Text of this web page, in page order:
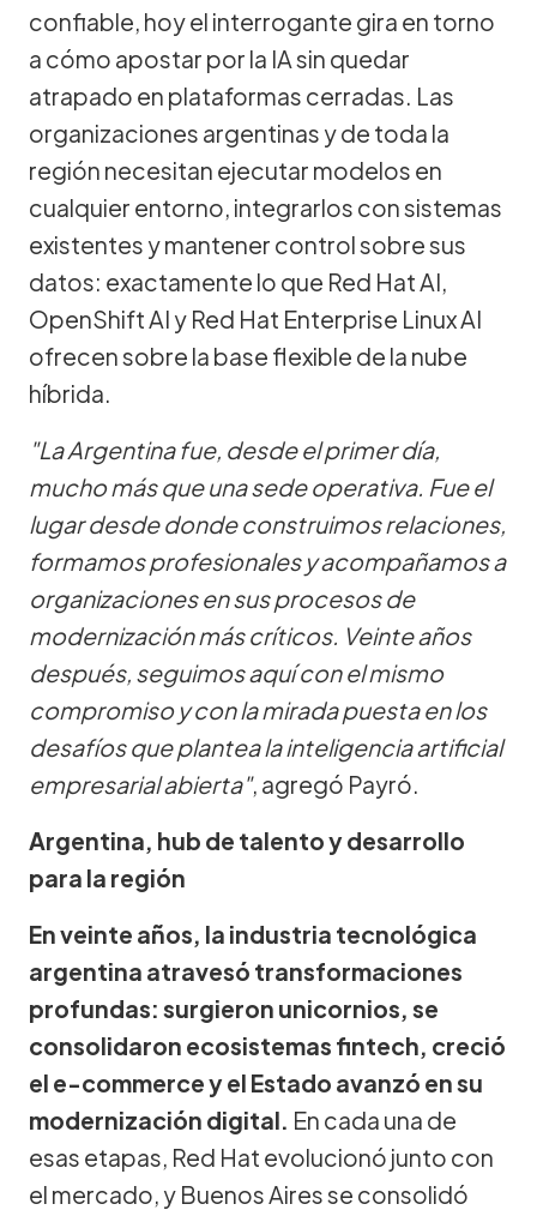
confiable, hoy el interrogante gira en torno
a cómo apostar por la IA sin quedar
atrapado en plataformas cerradas. Las
organizaciones argentinas y de toda la
región necesitan ejecutar modelos en
cualquier entorno, integrarlos con sistemas
existentes y mantener control sobre sus
datos: exactamente lo que Red Hat AI,
OpenShift AI y Red Hat Enterprise Linux AI
ofrecen sobre la base flexible de la nube
híbrida.
"La Argentina fue, desde el primer día,
mucho más que una sede operativa. Fue el
lugar desde donde construimos relaciones,
formamos profesionales y acompañamos a
organizaciones en sus procesos de
modernización más críticos. Veinte años
después, seguimos aquí con el mismo
compromiso y con la mirada puesta en los
desafíos que plantea la inteligencia artificial
empresarial abierta", agregó Payró.
Argentina, hub de talento y desarrollo
para la región
En veinte años, la industria tecnológica
argentina atravesó transformaciones
profundas: surgieron unicornios, se
consolidaron ecosistemas fintech, creció
el e-commerce y el Estado avanzó en su
modernización digital. En cada una de
esas etapas, Red Hat evolucionó junto con
el mercado, y Buenos Aires se consolidó